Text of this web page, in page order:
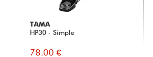
TAMA
HP30 - Simple
78.00 €